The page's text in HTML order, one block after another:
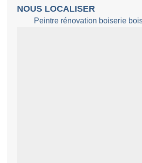
NOUS LOCALISER
Peintre rénovation boiserie